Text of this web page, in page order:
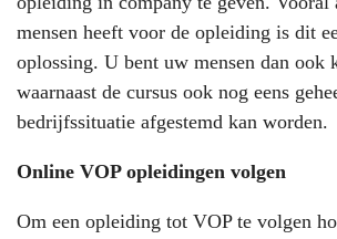
mensen heeft voor de opleiding is dit
oplossing. U bent uw mensen dan ook
waarnaast de cursus ook nog eens
bedrijfssituatie afgestemd kan worden.
Online VOP opleidingen volgen
Om een opleiding tot VOP te volgen